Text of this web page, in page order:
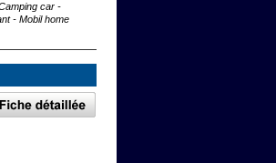
car -
- Mobil home